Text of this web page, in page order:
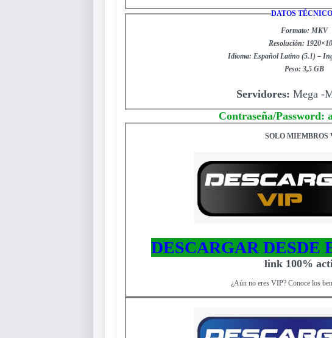
DATOS
Formato: MKV
Resolución:
Idioma: Español Latino (5.1) –
Peso: 3,5 GB
Servidores: Mega -
Contraseña/Password:
SOLO MIEMBROS
DESCARGAR DESDE
link 100%
¿Aún no eres VIP? Conoce los